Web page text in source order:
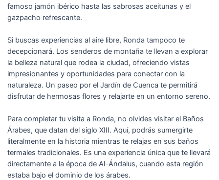
famoso jamón ibérico hasta las sabrosas aceitunas y el
gazpacho refrescante.
Si buscas experiencias al aire libre, Ronda tampoco te
decepcionará. Los senderos de montaña te llevan a explorar
la belleza natural que rodea la ciudad, ofreciendo vistas
impresionantes y oportunidades para conectar con la
naturaleza. Un paseo por el Jardín de Cuenca te permitirá
disfrutar de hermosas flores y relajarte en un entorno sereno.
Para completar tu visita a Ronda, no olvides visitar el Baños
Árabes, que datan del siglo XIII. Aquí, podrás sumergirte
literalmente en la historia mientras te relajas en sus baños
termales tradicionales. Es una experiencia única que te llevará
directamente a la época de Al-Ándalus, cuando esta región
estaba bajo el dominio de los árabes.